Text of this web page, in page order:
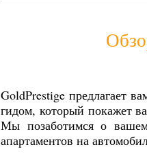
GoldPrestige предлагает
гидом, который покажет
Мы позаботимся о
апартаментов на